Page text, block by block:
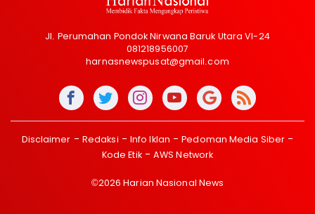
Jl. Perumahan Pondok Nirwana Baruk Utara VI-24
081218956007
harnasnewspusat@gmail.com
Disclaimer Redaksi Info Iklan
Pedoman Media Siber
Kode Etik
AWS Network
©2026 Harian Nasional News